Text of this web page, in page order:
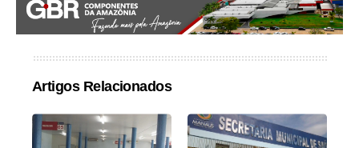
Artigos Relacionados